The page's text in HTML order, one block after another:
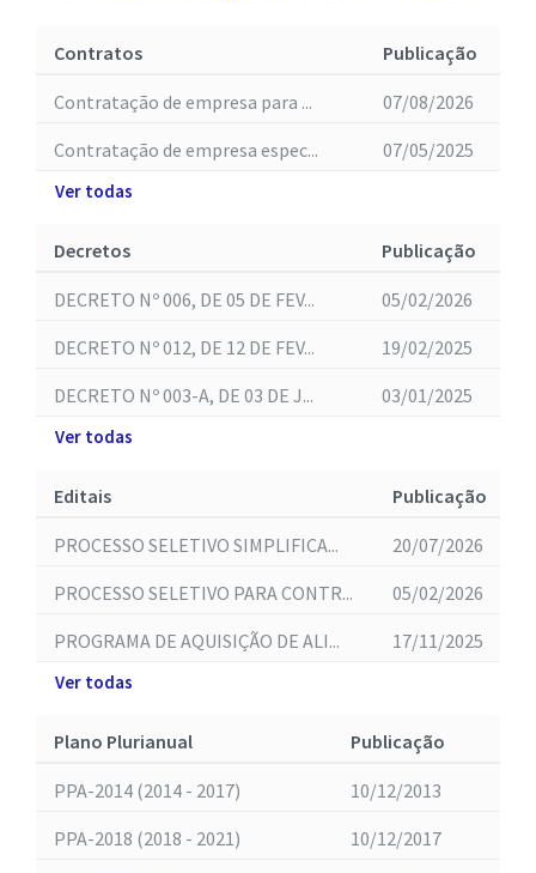
Contratos Publicação
Contratação de empresa para ...
07/08/2026
Contratação de empresa espec...
07/05/2025
Ver todas
Decretos Publicação
DECRETO Nº 006, DE 05 DE FEV...
05/02/2026
DECRETO Nº 012, DE 12 DE FEV...
19/02/2025
DECRETO Nº 003-A, DE 03 DE J...
03/01/2025
Ver todas
Editais Publicação
PROCESSO SELETIVO SIMPLIFICA...
20/07/2026
PROCESSO SELETIVO PARA CONTR...
05/02/2026
PROGRAMA DE AQUISIÇÃO DE ALI...
17/11/2025
Ver todas
Plano Plurianual Publicação
PPA-2014 (2014 - 2017)
10/12/2013
PPA-2018 (2018 - 2021)
10/12/2017